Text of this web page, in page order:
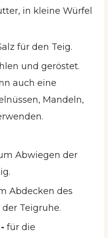
in kleine Würfel
für den Teig.
und geröstet.
auch eine
Mandeln,
Abwiegen der
Abdecken des
Teigruhe.
für die